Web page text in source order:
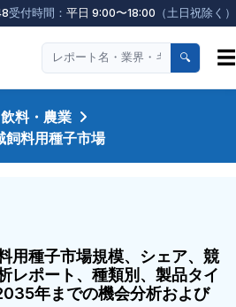
受付時間： 平日 9:00〜18:00 （土日祝除く）
🔍 ☰
料・農業
飼料用種子市場
用種子市場規模、シェア、競
レポート、種類別、製品タイ
年までの機会分析および